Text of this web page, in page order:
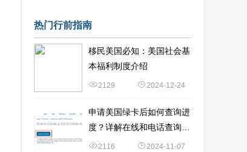
热门行前指南
移民美国必知：美国社会基
本福利制度介绍
2129 2024-12-24
申请美国绿卡后如何查询进
度？详解在线和电话查询流
程2116 2024-11-07